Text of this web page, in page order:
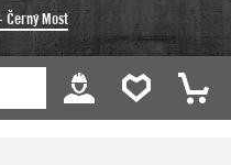
Černý Most